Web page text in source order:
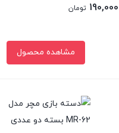
190,000 تومان
مشاهده محصول